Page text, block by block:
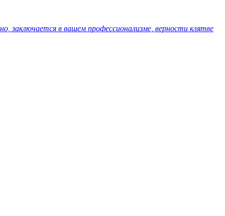
заключается в вашем профессионализме, верности клятве